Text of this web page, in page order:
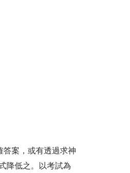
答案，或有透過求神
降低之。以考試為